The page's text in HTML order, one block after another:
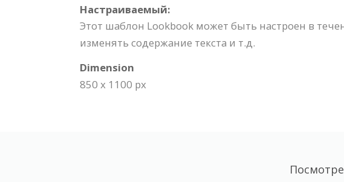
Настраиваемый:
Этот шаблон Lookbook может быть настроен в
изменять содержание текста и т.д.
Dimension
850 x 1100 px